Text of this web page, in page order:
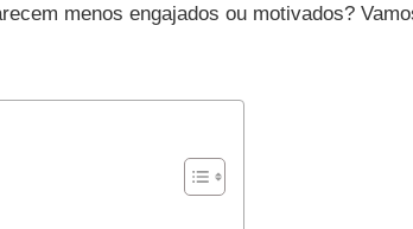
menos engajados ou motivados?